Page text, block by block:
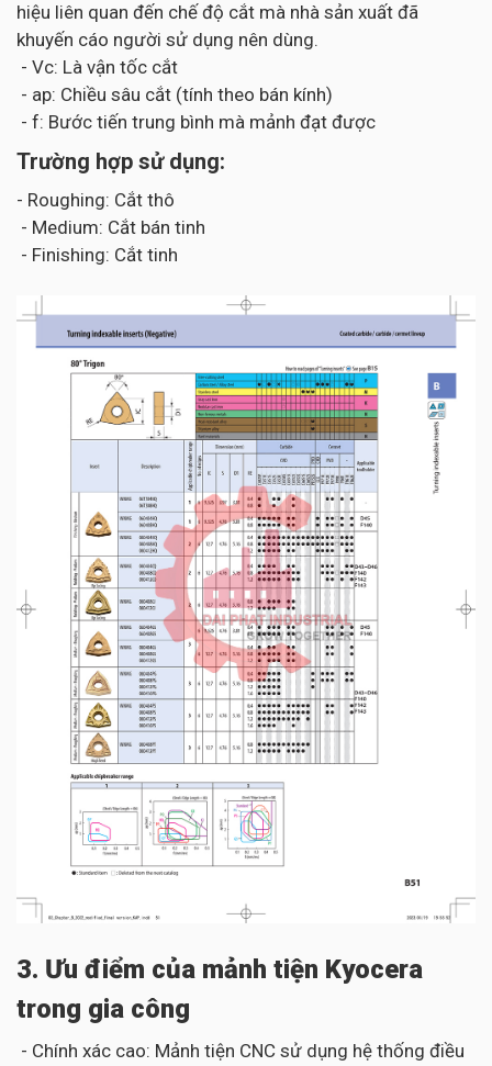
hiệu liên quan đến chế độ cắt mà nhà sản xuất đã
khuyến cáo người sử dụng nên dùng.
- Vc: Là vận tốc cắt
- ap: Chiều sâu cắt (tính theo bán kính)
- f: Bước tiến trung bình mà mảnh đạt được
Trường hợp sử dụng:
- Roughing: Cắt thô
- Medium: Cắt bán tinh
- Finishing: Cắt tinh
3. Ưu điểm của mảnh tiện Kyocera
trong gia công
- Chính xác cao: Mảnh tiện CNC sử dụng hệ thống điều